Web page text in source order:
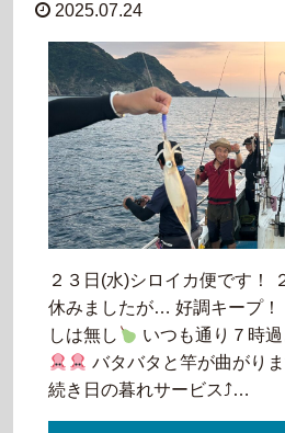
2025.07.24
２３日(水)シロイカ便です！
休みましたが… 好調キープ
しは無し
いつも通り７時
バタバタと竿が曲がり
続き日の暮れサービス⤴…